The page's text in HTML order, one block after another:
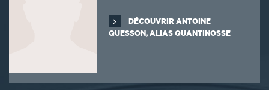
DÉCOUVRIR ANTOINE
QUESSON, ALIAS QUANTINOSSE